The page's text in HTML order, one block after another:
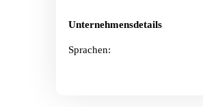
Unternehmensdetails
Sprachen: